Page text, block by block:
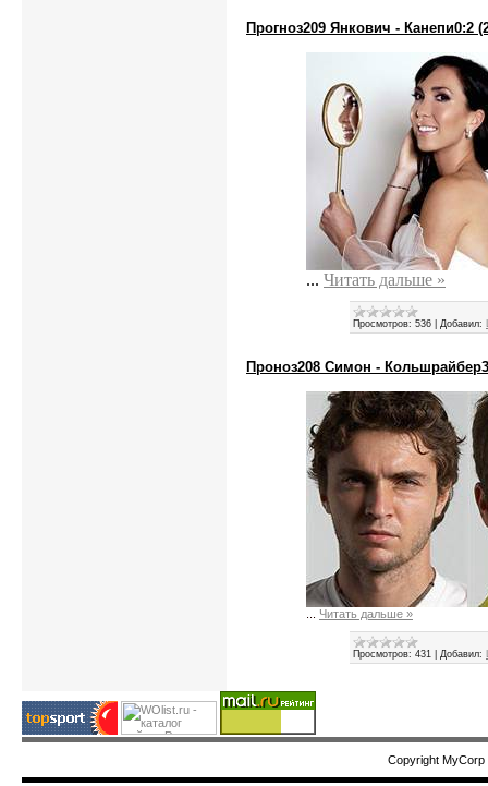
Прогноз209 Янкович - Канепи0:2
... Читать дальше »
Просмотров: 536 Добавил:
Проноз208 Симон -
Читать дальше »
Просмотров: 431 Добавил:
Copyright MyCorp